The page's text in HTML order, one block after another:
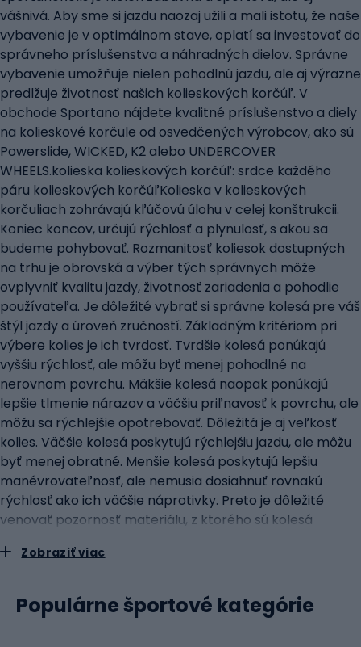
vášnivá. Aby sme si jazdu naozaj užili a mali istotu, že naše
vybavenie je v optimálnom stave, oplatí sa investovať do
správneho príslušenstva a náhradných dielov. Správne
vybavenie umožňuje nielen pohodlnú jazdu, ale aj výrazne
predlžuje životnosť našich kolieskových korčúľ. V
obchode Sportano nájdete kvalitné príslušenstvo a diely
na kolieskové korčule od osvedčených výrobcov, ako sú
Powerslide, WICKED, K2 alebo UNDERCOVER
WHEELS.kolieska kolieskových korčúľ: srdce každého
páru kolieskových korčúľKolieska v kolieskových
korčuliach zohrávajú kľúčovú úlohu v celej konštrukcii.
Koniec koncov, určujú rýchlosť a plynulosť, s akou sa
budeme pohybovať. Rozmanitosť koliesok dostupných
na trhu je obrovská a výber tých správnych môže
ovplyvniť kvalitu jazdy, životnosť zariadenia a pohodlie
používateľa. Je dôležité vybrať si správne kolesá pre váš
štýl jazdy a úroveň zručností. Základným kritériom pri
výbere kolies je ich tvrdosť. Tvrdšie kolesá ponúkajú
vyššiu rýchlosť, ale môžu byť menej pohodlné na
nerovnom povrchu. Mäkšie kolesá naopak ponúkajú
lepšie tlmenie nárazov a väčšiu priľnavosť k povrchu, ale
môžu sa rýchlejšie opotrebovať. Dôležitá je aj veľkosť
kolies. Väčšie kolesá poskytujú rýchlejšiu jazdu, ale môžu
byť menej obratné. Menšie kolesá poskytujú lepšiu
manévrovateľnosť, ale nemusia dosiahnuť rovnakú
rýchlosť ako ich väčšie náprotivky. Preto je dôležité
venovať pozornosť materiálu, z ktorého sú kolesá
kolies a odolnosť voči oderu.brzdy kolieskových korčúľ:
na kolieskových korčuliach je prioritou a brzdy pri tom
zohrávajú kľúčovú úlohu. Účinné brzdy nielenže chránia
Zobraziť viac
Populárne športové kategórie